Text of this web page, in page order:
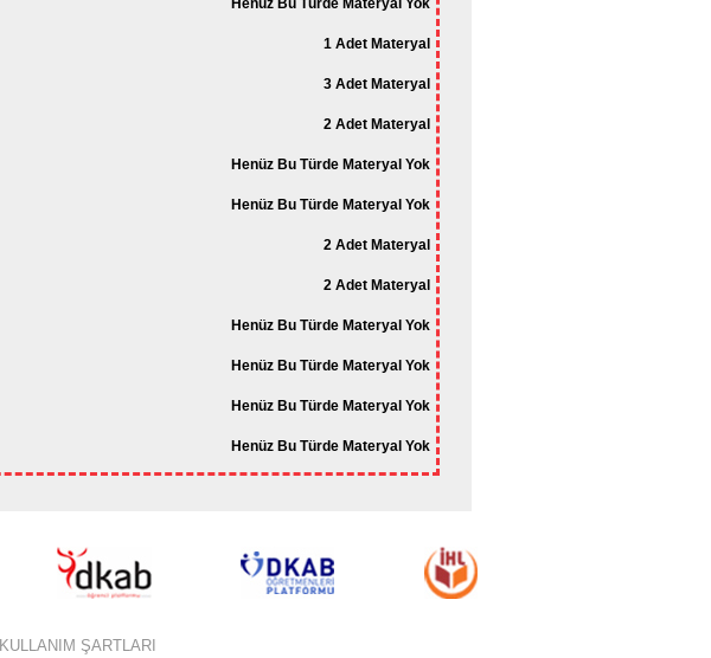
Henüz Bu Türde Materyal Yok
1 Adet Materyal
3 Adet Materyal
2 Adet Materyal
Henüz Bu Türde Materyal Yok
Henüz Bu Türde Materyal Yok
2 Adet Materyal
2 Adet Materyal
Henüz Bu Türde Materyal Yok
Henüz Bu Türde Materyal Yok
Henüz Bu Türde Materyal Yok
Henüz Bu Türde Materyal Yok
KULLANIM ŞARTLARI